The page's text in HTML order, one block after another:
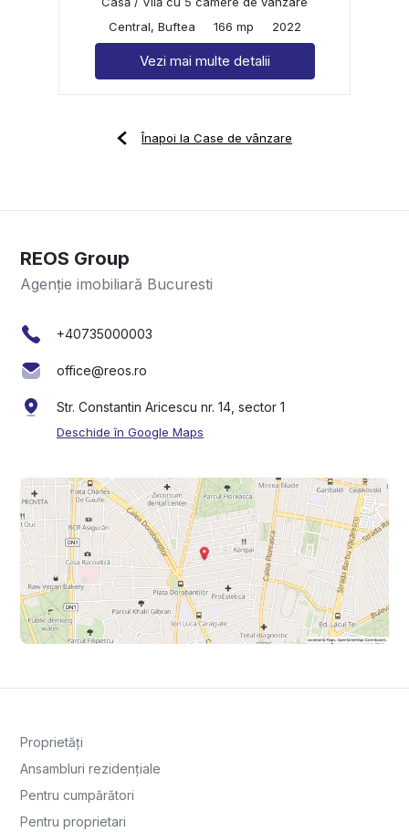
Central, Buftea
166 mp 2022
Vezi mai multe detalii
Înapoi la Case de vânzare
REOS Group
Agenție imobiliară Bucuresti
+40735000003
office@reos.ro
Str. Constantin Aricescu nr. 14, sector 1
Deschide în Google Maps
Proprietăți
Ansambluri rezidențiale
Pentru cumpărători
Pentru proprietari